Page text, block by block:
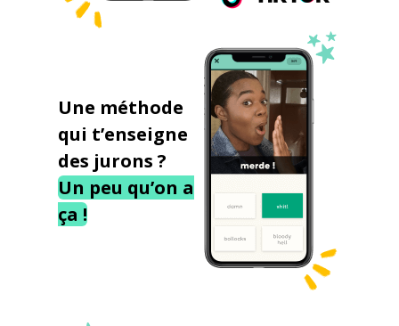
Une méthode
qui t’enseigne
des jurons ?
Un peu qu’on a
ça !